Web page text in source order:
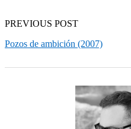
PREVIOUS POST
Pozos de ambición (2007)